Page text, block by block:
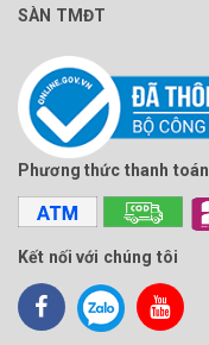
SÀN TMĐT
Phương thức thanh toán
Kết nối với chúng tôi